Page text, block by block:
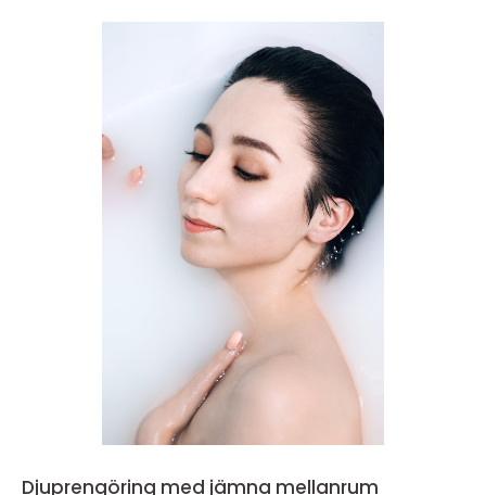
Djuprengöring med jämna mellanrum